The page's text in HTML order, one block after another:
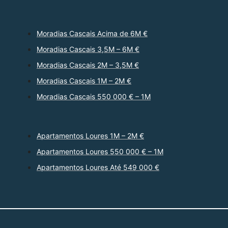
Moradias Cascais Acima de 6M €
Moradias Cascais 3,5M – 6M €
Moradias Cascais 2M – 3,5M €
Moradias Cascais 1M – 2M €
Moradias Cascais 550 000 € – 1M
Apartamentos Loures 1M – 2M €
Apartamentos Loures 550 000 € – 1M
Apartamentos Loures Até 549 000 €